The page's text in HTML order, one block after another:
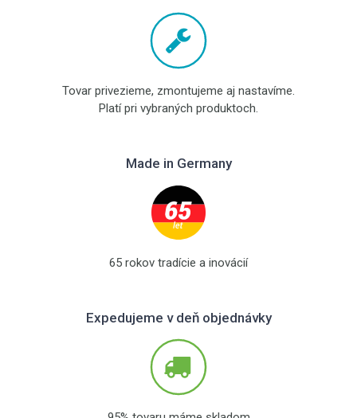
Tovar privezieme, zmontujeme aj nastavíme.
Platí pri vybraných produktoch.
Made in Germany
65 rokov tradície a inovácií
Expedujeme v deň objednávky